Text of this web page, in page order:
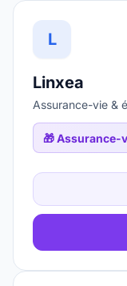
L
Linxea
Assurance-vie &
🎁Assurance-